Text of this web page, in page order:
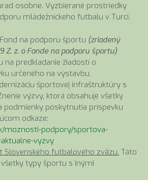
osobne. Vyzbierané prostriedky
mládežníckeho futbalu v Turci.
na podporu športu (zriadený
Z. z. o Fonde na podporu športu)
na predkladanie žiadostí o
určeného na výstavbu,
športovej infraštruktúry s
výzvy, ktorá obsahuje všetky
podmienky poskytnutia príspevku
odkaze:
moznosti-podpory/sportova-
vyzvy
Slovenského futbalového zväzu. Táto
typy športu s inými